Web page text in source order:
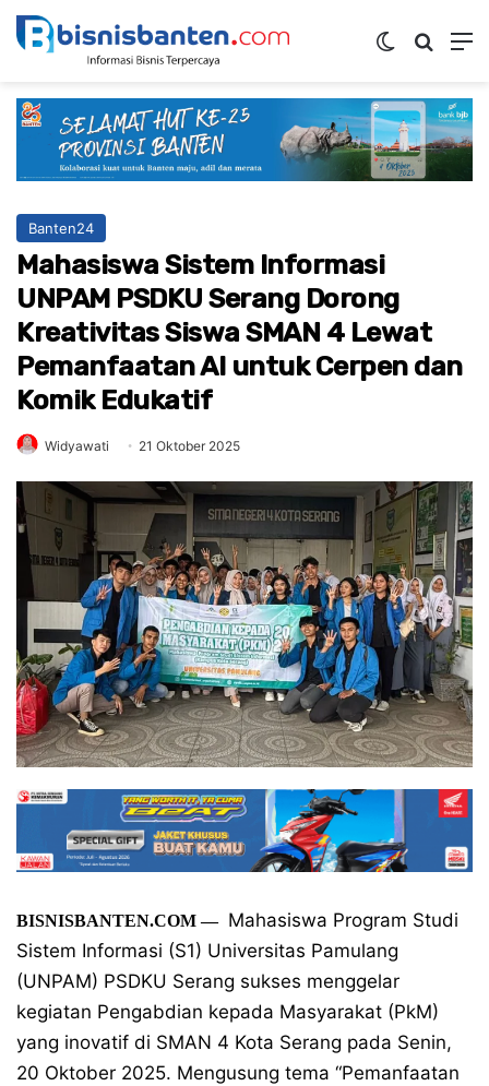
Switch skin
Banten24
Mahasiswa Sistem Informasi
UNPAM PSDKU Serang Dorong
Kreativitas Siswa SMAN 4 Lewat
Pemanfaatan AI untuk Cerpen dan
Komik Edukatif
Widyawati 21 Oktober 2025
BISNISBANTEN.COM — Mahasiswa Program Studi
Sistem Informasi (S1) Universitas Pamulang
(UNPAM) PSDKU Serang sukses menggelar
kegiatan Pengabdian kepada Masyarakat (PkM)
yang inovatif di SMAN 4 Kota Serang pada Senin,
20 Oktober 2025. Mengusung tema “Pemanfaatan